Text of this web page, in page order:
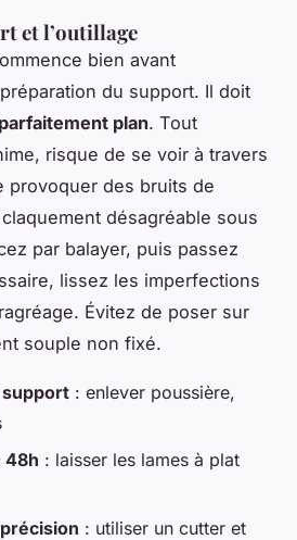
et l’outillage
bien avant
du support. Il doit
plan. Tout
risque de se voir à travers
provoquer des bruits de
désagréable sous
par balayer, puis passez
lissez les imperfections
Évitez de poser sur
souple non fixé.
: enlever poussière,
48h : laisser les lames à plat
: utiliser un cutter et